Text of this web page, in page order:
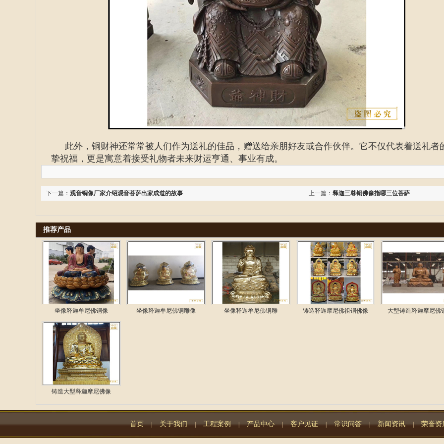
此外，铜财神还常常被人们作为送礼的佳品，赠送给亲朋好友或合作伙伴。它不仅代表着送礼者
挚祝福，更是寓意着接受礼物者未来财运亨通、事业有成。
上一篇： 释迦三尊铜佛像指哪三位菩萨
下一篇： 观音铜像厂家介绍观音菩萨出家成道的故事
推荐产品
坐像释迦牟尼佛铜像 坐像释迦牟尼佛铜雕像 坐像释迦牟尼佛铜雕 铸造释迦摩尼佛祖铜佛像 大型铸造释迦摩尼佛
铸造大型释迦摩尼佛像
首页 | 关于我们 | 工程案例 | 产品中心 | 客户见证 | 常识问答 | 新闻资讯 | 荣誉资